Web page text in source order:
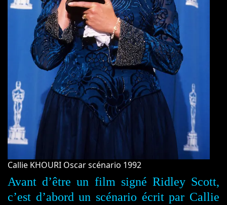
Callie KHOURI Oscar scénario 1992
Avant d’être un film signé Ridley Scott,
c’est d’abord un scénario écrit par Callie